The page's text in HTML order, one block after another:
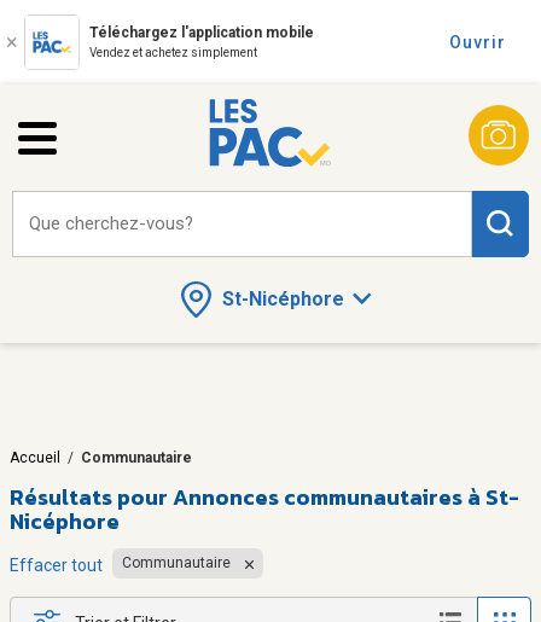
Téléchargez l'application mobile
Vendez et achetez simplement
Ouvrir
St-Nicéphore
Que cherchez-vous?
Accueil / Communautaire
Résultats pourAnnonces communautaires à St-
Nicéphore
Effacer tout Communautaire